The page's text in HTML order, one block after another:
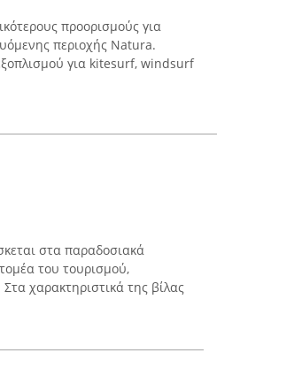
προορισμούς για
περιοχής Natura.
για kitesurf, windsurf
στα παραδοσιακά
του τουρισμού,
χαρακτηριστικά της βίλας